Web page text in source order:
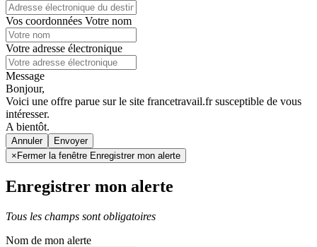
Vos coordonnées Votre nom
Votre adresse électronique
Message
Bonjour,
Voici une offre parue sur le site francetravail.fr susceptible de vous
intéresser.
A bientôt.
Annuler
× Fermer la fenêtre Enregistrer mon alerte
Enregistrer mon alerte
Tous les champs sont obligatoires
Nom de mon alerte